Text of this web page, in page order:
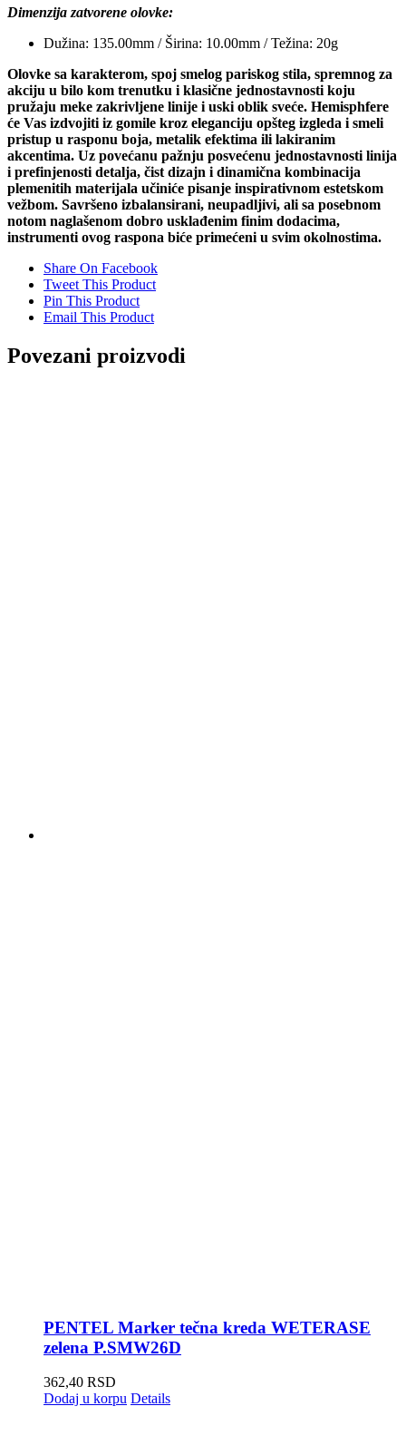
Dimenzija zatvorene olovke:
Dužina: 135.00mm / Širina: 10.00mm / Težina: 20g
Olovke sa karakterom, spoj smelog pariskog stila, spremnog za
akciju u bilo kom trenutku i klasične jednostavnosti koju
pružaju meke zakrivljene linije i uski oblik sveće. Hemisphfere
će Vas izdvojiti iz gomile kroz eleganciju opšteg izgleda i smeli
pristup u rasponu boja, metalik efektima ili lakiranim
akcentima. Uz povećanu pažnju posvećenu jednostavnosti linija
i prefinjenosti detalja, čist dizajn i dinamična kombinacija
plemenitih materijala učiniće pisanje inspirativnom estetskom
vežbom. Savršeno izbalansirani, neupadljivi, ali sa posebnom
notom naglašenom dobro usklađenim finim dodacima,
instrumenti ovog raspona biće primećeni u svim okolnostima.
Share On Facebook
Tweet This Product
Pin This Product
Email This Product
Povezani proizvodi
PENTEL Marker tečna kreda WETERASE
zelena P.SMW26D
362,40 RSD
Dodaj u korpu Details